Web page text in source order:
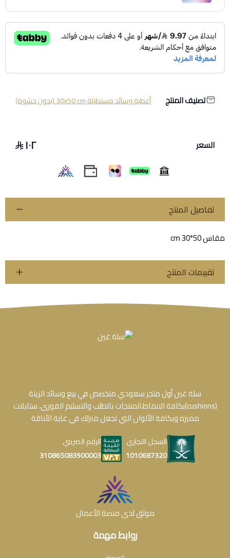
تصنيف المنتج أغطية وسائد مستطيلة 30x50 cm (بدون حشوة)
السعر ١٠٢
تفاصيل المنتج
مقاس 50*30 cm
تقييمات المنتج
روابط مهمة
سلة غين أول متجر سعودي متخصص في بيع وسائد الزينة
(cushions)بكافة الانماط،المنتجات بالطلب والتسليم الفورى، ستايلات
مميزه وبكافة الألوان التي تجعل منزلك في غاية الأناقة
السجل التجاري
1010687320
الرقم الضريبي
310865083900003
موثق لدى منصة الأعمال